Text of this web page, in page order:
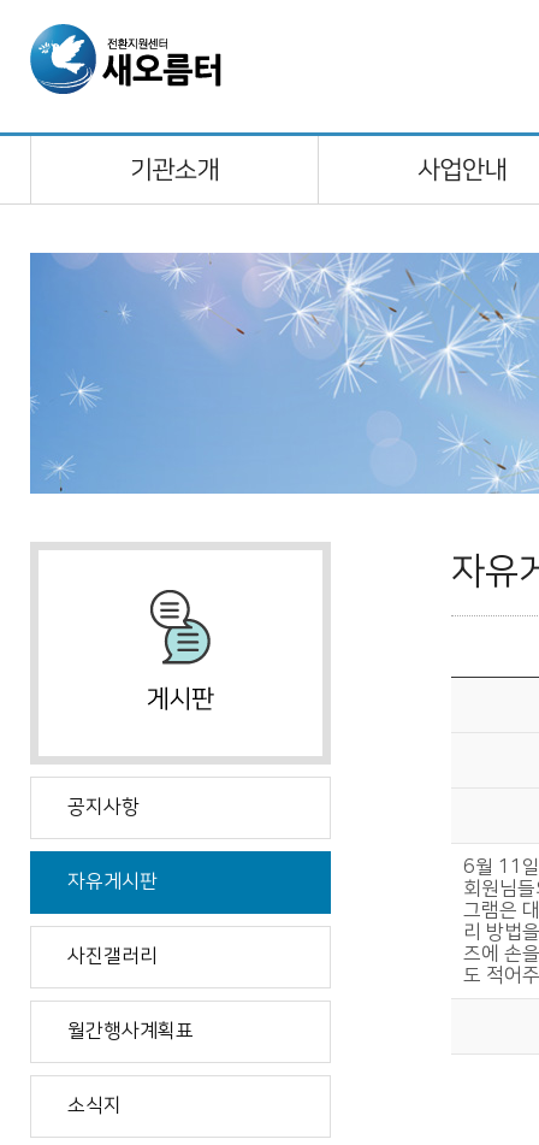
공지사항
자유게시판
사진갤러리
월간행사계획표
소식지
자유
6월 11
회원님
그램은
리 방법
즈에 손
도 적어